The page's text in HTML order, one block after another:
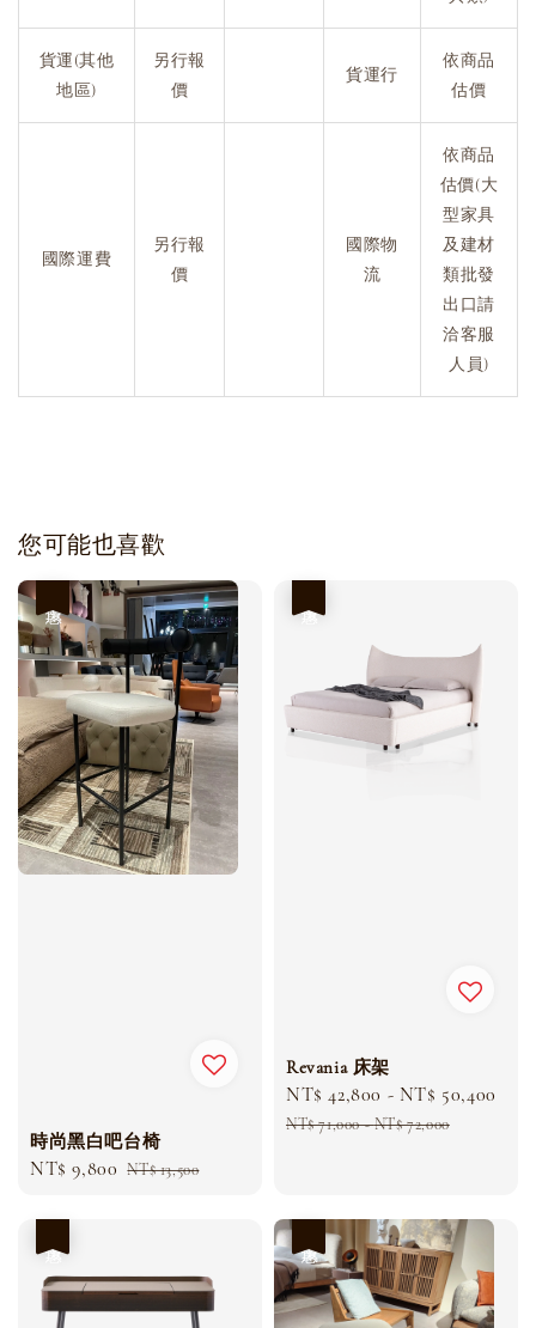
貨運(其他
地區)
另行報
價
貨運行
依商品
估價
國際運費
另行報
價
國際物
流
依商品
估價(大
型家具
及建材
類批發
出口請
洽客服
人員)
您可能也喜歡
時尚黑白吧台椅
Sale
NT$ 9,800 Regular
NT$ 13,500
Revania 床架
Sale
price
NT$ 42,800 - NT$ 50,400
NT$ 71,000-NT$ 72,000